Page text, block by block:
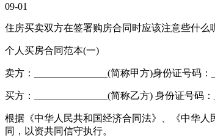
09-01
住房买卖双方在签署购房合同时应该注意些什么
个人买房合同范本(一)
卖方：_______________(简称甲方)身份证号码：
买方：_______________(简称乙方) 身份证号码：
根据《中华人民共和国经济合同法》、《中华
同，以资共同信守执行。